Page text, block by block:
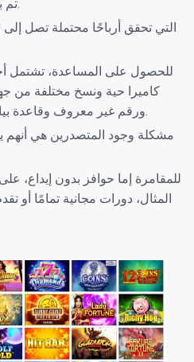
تم بها اختبار كل صفحات الويب.
للحصول على المساعدة، تشتمل
كاميرا حية ونسخ مختلفة من
ورقم غير معروف وقاعدة بيانات شاملة للأسئلة الشائعة.
مشكلة وجود المتصدرين هي أنهم
المثال، دورات مجانية تمامًا أو